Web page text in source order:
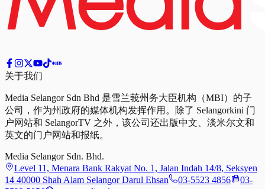
关于我们
Media Selangor Sdn Bhd 是雪兰莪州务大臣机构（MBI）的子
公司，作为州政府的媒体机构发挥作用。除了 Selangorkini 门
户网站和 SelangorTV 之外，该公司还出版中文、淡米尔文和
英文的门户网站和报纸。
Media Selangor Sdn. Bhd.
Level 11, Menara Bank Rakyat No. 1, Jalan Indah 14/8, Seksyen
14 40000 Shah Alam Selangor Darul Ehsan
03-5523 4856
03-